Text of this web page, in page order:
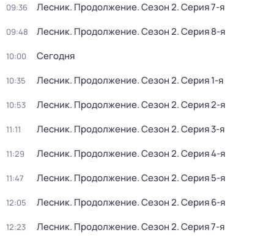
09:36 Лесник. Продолжение. Сезон 2. Серия 7-я
09:48 Лесник. Продолжение. Сезон 2. Серия 8-я
10:00 Сегодня
10:35 Лесник. Продолжение. Сезон 2. Серия 1-я
10:53 Лесник. Продолжение. Сезон 2. Серия 2-я
11:11 Лесник. Продолжение. Сезон 2. Серия 3-я
11:29 Лесник. Продолжение. Сезон 2. Серия 4-я
11:47 Лесник. Продолжение. Сезон 2. Серия 5-я
12:05 Лесник. Продолжение. Сезон 2. Серия 6-я
12:23 Лесник. Продолжение. Сезон 2. Серия 7-я